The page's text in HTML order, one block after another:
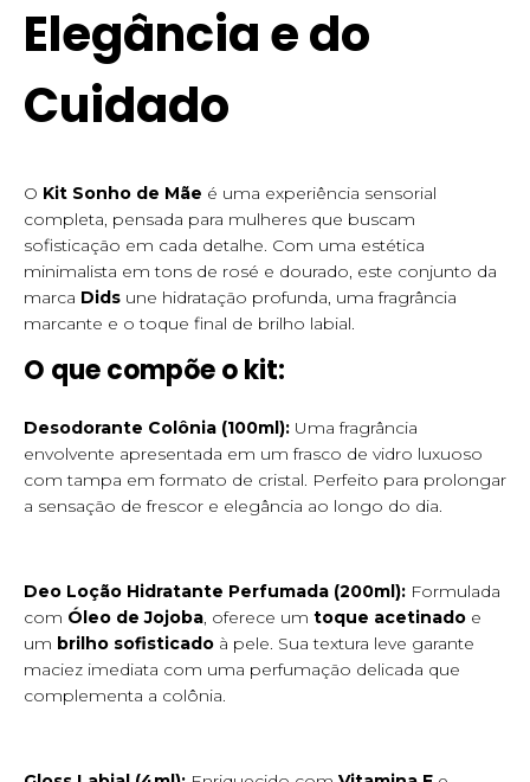
Elegância e do
Cuidado
O Kit Sonho de Mãe é uma experiência sensorial
completa, pensada para mulheres que buscam
sofisticação em cada detalhe. Com uma estética
minimalista em tons de rosé e dourado, este conjunto da
marca Dids une hidratação profunda, uma fragrância
marcante e o toque final de brilho labial.
O que compõe o kit:
Desodorante Colônia (100ml): Uma fragrância
envolvente apresentada em um frasco de vidro luxuoso
com tampa em formato de cristal. Perfeito para prolongar
a sensação de frescor e elegância ao longo do dia.
Deo Loção Hidratante Perfumada (200ml): Formulada
com Óleo de Jojoba, oferece um toque acetinado e
um brilho sofisticado à pele. Sua textura leve garante
maciez imediata com uma perfumação delicada que
complementa a colônia.